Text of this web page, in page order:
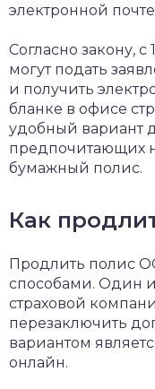
электронной
Согласно закону, с
могут подать
и получить
бланке в офисе
удобный вариант
предпочитающих
бумажный полис.
Как
Продлить полис
способами. Один
страховой
перезаключить
вариантом
онлайн.